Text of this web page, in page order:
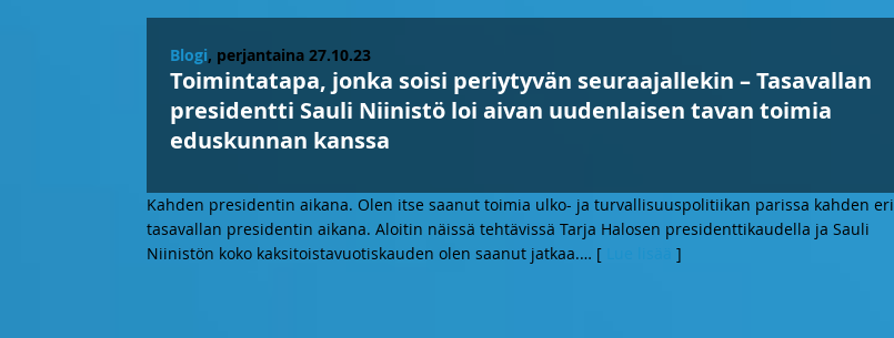
Blogi, perjantaina 27.10.23
Toimintatapa, jonka soisi periytyvän seuraajallekin – Tasavallan
presidentti Sauli Niinistö loi aivan uudenlaisen tavan toimia
eduskunnan kanssa
Kahden presidentin aikana. Olen itse saanut toimia ulko- ja turvallisuuspolitiikan parissa kahden eri
tasavallan presidentin aikana. Aloitin näissä tehtävissä Tarja Halosen presidenttikaudella ja Sauli
Niinistön koko kaksitoistavuotiskauden olen saanut jatkaa.… [ ]